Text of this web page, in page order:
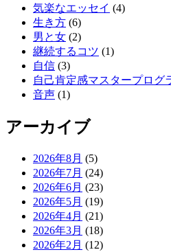
気楽なエッセイ (4)
生き方 (6)
男と女 (2)
継続するコツ (1)
自信 (3)
自己肯定感マスタープログ
音声 (1)
アーカイブ
2026年8月 (5)
2026年7月 (24)
2026年6月 (23)
2026年5月 (19)
2026年4月 (21)
2026年3月 (18)
2026年2月 (12)